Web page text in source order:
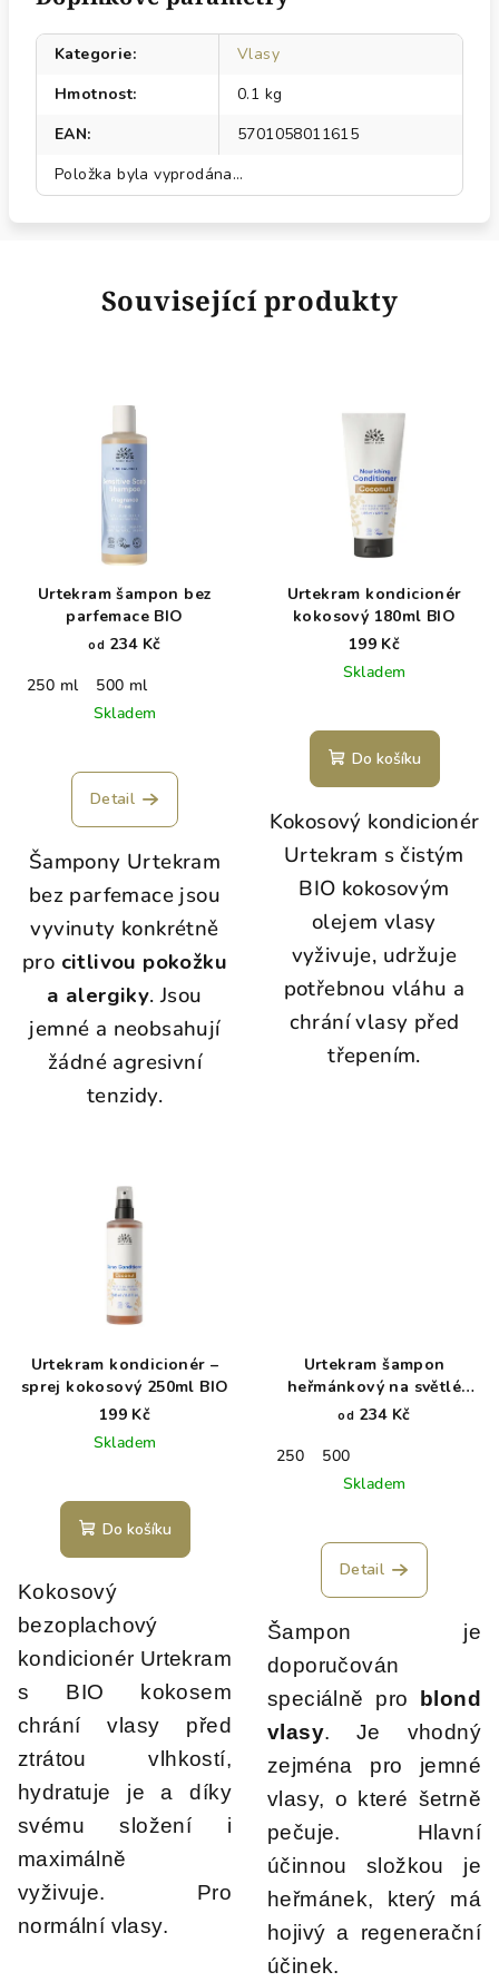
Kategorie:
Vlasy
Hmotnost:
0.1 kg
EAN:
5701058011615
Položka byla vyprodána…
Související produkty
Urtekram šampon bez
parfemace BIO
od 234 Kč
250 ml
500 ml
Skladem
Detail
Šampony Urtekram
bez parfemace jsou
vyvinuty konkrétně
pro citlivou pokožku
a alergiky. Jsou
jemné a neobsahují
žádné agresivní
tenzidy.
Urtekram kondicionér
kokosový 180ml BIO
199 Kč
Skladem
Do košíku
Kokosový kondicionér
Urtekram s čistým
BIO kokosovým
olejem vlasy
vyživuje, udržuje
potřebnou vláhu a
chrání vlasy před
třepením.
Urtekram kondicionér –
sprej kokosový 250ml BIO
199 Kč
Skladem
Do košíku
Kokosový
bezoplachový
kondicionér Urtekram
s BIO kokosem
chrání vlasy před
ztrátou vlhkostí,
hydratuje je a díky
svému složení i
maximálně
vyživuje. Pro
normální vlasy.
Urtekram šampon
heřmánkový na světlé
vlasy BIO
od 234 Kč
250
500
Skladem
Detail
Šampon je
doporučován
speciálně pro blond
vlasy. Je vhodný
zejména pro jemné
vlasy, o které šetrně
pečuje. Hlavní
účinnou složkou je
heřmánek, který má
hojivý a regenerační
účinek.